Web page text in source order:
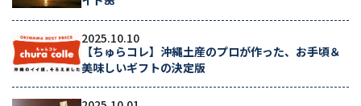
2025.10.10
【ちゅらコレ】沖縄土産のプロが作った、お手頃＆
美味しいギフトの決定版